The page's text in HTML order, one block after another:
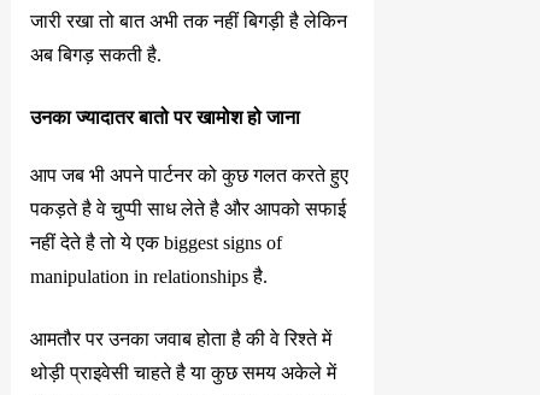
जारी रखा तो बात अभी तक नहीं बिगड़ी है लेकिन
अब बिगड़ सकती है.
उनका ज्यादातर बातो पर खामोश हो जाना
आप जब भी अपने पार्टनर को कुछ गलत करते हुए
पकड़ते है वे चुप्पी साध लेते है और आपको सफाई
नहीं देते है तो ये एक biggest signs of
manipulation in relationships है.
आमतौर पर उनका जवाब होता है की वे रिश्ते में
थोड़ी प्राइवेसी चाहते है या कुछ समय अकेले में